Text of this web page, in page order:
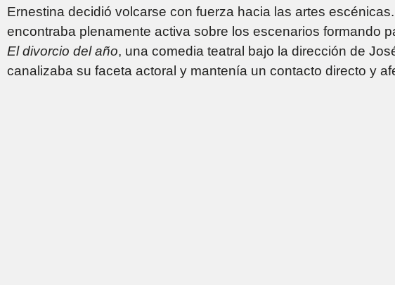
Ernestina decidió volcarse con fuerza hacia las artes
encontraba plenamente activa sobre los escenarios formando
El divorcio del año, una comedia teatral bajo la dirección de
canalizaba su faceta actoral y mantenía un contacto directo y